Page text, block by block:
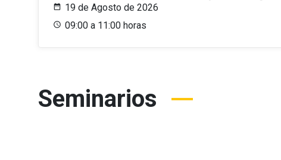
19 de Agosto de 2026
09:00 a 11:00 horas
Seminarios